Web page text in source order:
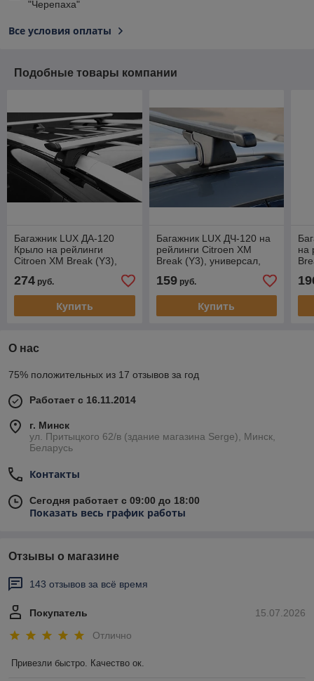
"Черепаха"
Все условия оплаты
Подобные товары компании
Багажник LUX ДА-120
Крыло на рейлинги
Citroen XM Break (Y3),
274 руб.
Купить
Багажник LUX ДЧ-120 на
рейлинги Citroen XM
Break (Y3), универсал,
159руб.
Купить
на
О нас
75% положительных из 17 отзывов за год
Работает с 16.11.2014
г. Минск
ул. Притыцкого 62/в (здание магазина Serge), Минск,
Беларусь
Контакты
Сегодня работает с 09:00 до 18:00
Показать весь график работы
Отзывы о магазине
143 отзывов за всё время
15.07.2026
Покупатель
Отлично
Привезли быстро. Качество ок.